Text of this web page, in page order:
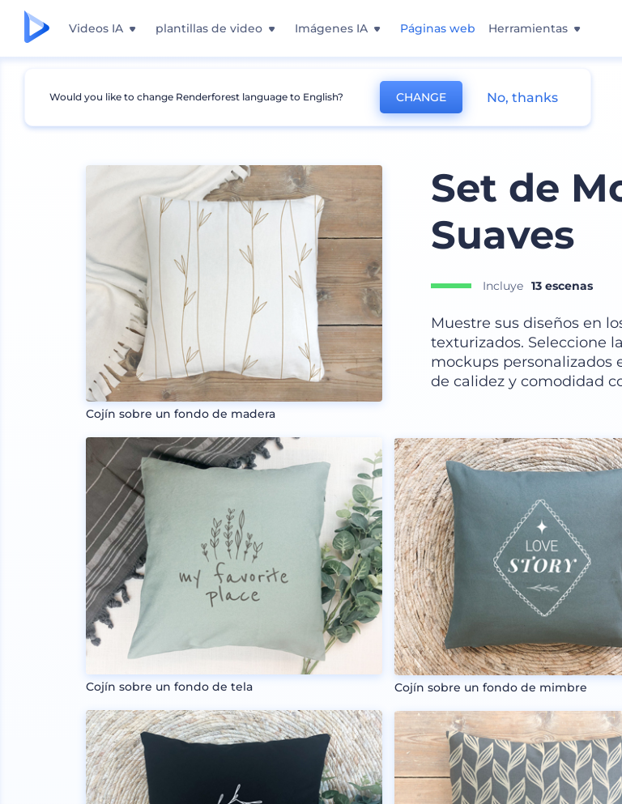
Videos IA plantillas de video Imágenes IA Páginas web Herramientas
Mockups Interior Mockup de Cojín
Cojín sobre un fondo de madera
Cojín sobre un fondo de tela
Set de
Suaves
Incluye 13 escenas
Muestre sus diseños en
texturizados. Seleccione
mockups personalizados
de calidez y comodidad
Cojín sobre un fondo de mimbre
Would you like to change Renderforest language to English? CHANGE No, thanks